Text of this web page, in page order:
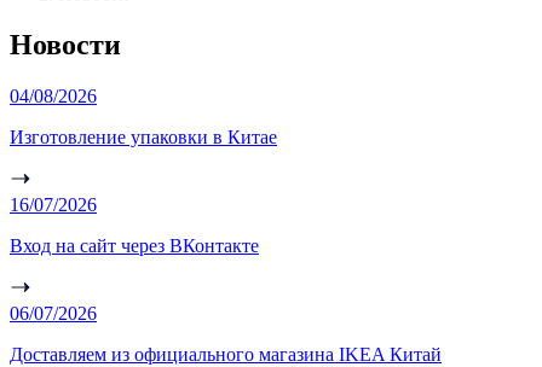
Новости
04/08/2026
Изготовление упаковки в Китае
16/07/2026
Вход на сайт через ВКонтакте
06/07/2026
Доставляем из официального магазина IKEA Китай